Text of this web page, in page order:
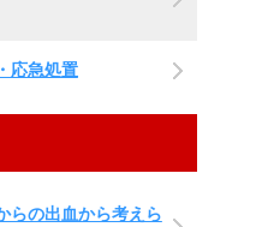
応急処置
らの出血から考えら